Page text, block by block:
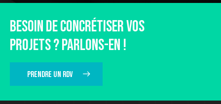
BESOIN DE CONCRÉTISER VOS
PROJETS ? PARLONS-EN !
PRENDRE UN RDV